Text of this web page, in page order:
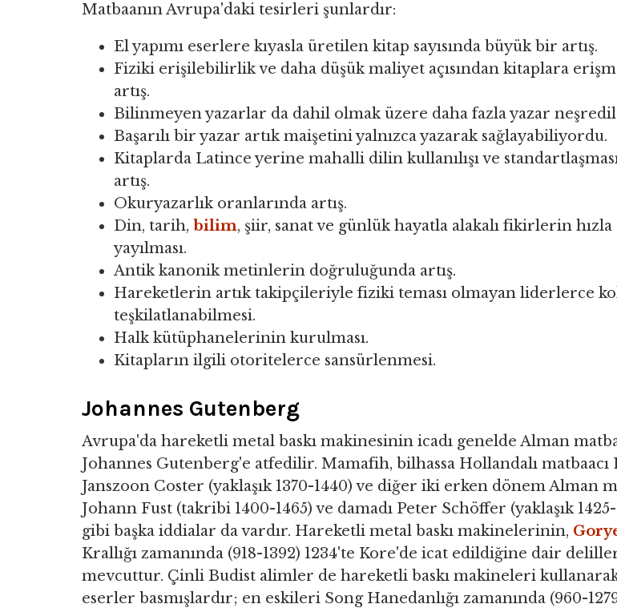
Matbaanın Avrupa'daki tesirleri şunlardır:
El yapımı eserlere kıyasla üretilen kitap sayısında büyük bir artış.
Fiziki erişilebilirlik ve daha düşük maliyet açısından kitaplara
artış.
Bilinmeyen yazarlar da dahil olmak üzere daha fazla yazar
Başarılı bir yazar artık maişetini yalnızca yazarak sağlayabiliyordu.
Kitaplarda Latince yerine mahalli dilin kullanılışı ve
artış.
Okuryazarlık oranlarında artış.
Din, tarih, bilim, şiir, sanat ve günlük hayatla alakalı fikirlerin hızla
yayılması.
Antik kanonik metinlerin doğruluğunda artış.
Hareketlerin artık takipçileriyle fiziki teması olmayan liderlerce
teşkilatlanabilmesi.
Halk kütüphanelerinin kurulması.
Kitapların ilgili otoritelerce sansürlenmesi.
Johannes Gutenberg
Avrupa'da hareketli metal baskı makinesinin icadı genelde Alman
Johannes Gutenberg'e atfedilir. Mamafih, bilhassa Hollandalı matbaacı
Janszoon Coster (yaklaşık 1370-1440) ve diğer iki erken dönem Alman
Johann Fust (takribi 1400-1465) ve damadı Peter Schöffer (yaklaşık 1425-
gibi başka iddialar da vardır. Hareketli metal baskı makinelerinin,
Krallığı zamanında (918-1392) 1234'te Kore'de icat edildiğine dair
mevcuttur. Çinli Budist alimler de hareketli baskı makineleri
eserler basmışlardır; en eskileri Song Hanedanlığı zamanında (960-